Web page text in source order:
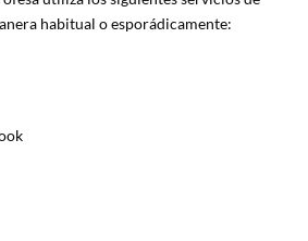
habitual o esporádicamente: